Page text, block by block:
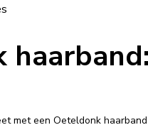
met een Oeteldonk